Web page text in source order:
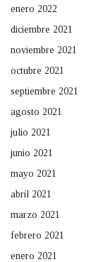
enero 2022
diciembre 2021
noviembre 2021
octubre 2021
septiembre 2021
agosto 2021
julio 2021
junio 2021
mayo 2021
abril 2021
marzo 2021
febrero 2021
enero 2021